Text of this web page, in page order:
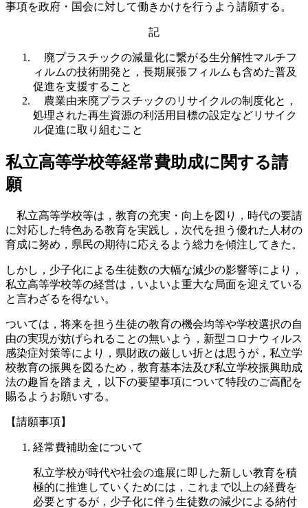
事項を政府・国会に対して働きかけを行うよう請願する。
記
廃プラスチックの減量化に繋がる生分解性マルチフ
ィルムの技術開発と，長期展張フィルムも含めた普及
促進を支援すること
農業由来廃プラスチックのリサイクルの制度化と，
処理された再生資源の利活用目標の設定などリサイク
ル促進に取り組むこと
私立高等学校等経常費助成に関する請
願
私立高等学校等は，教育の充実・向上を図り，時代の要請
に対応した特色ある教育を実践し，次代を担う優れた人材の
育成に努め，県民の期待に応えるよう総力を傾注してきた。
しかし，少子化による生徒数の大幅な減少の影響等により，
私立高等学校等の経営は，いよいよ重大な局面を迎えている
と言わざるを得ない。
ついては，将来を担う生徒の教育の機会均等や学校選択の自
由の実現が妨げられることの無いよう，新型コロナウィルス
感染症対策等により，県財政の厳しい折とは思うが，私立学
校教育の振興を図るため，教育基本法及び私立学校振興助成
法の趣旨を踏まえ，以下の要望事項について特段のご高配を
賜るようお願いする。
【請願事項】
経常費補助金について
私立学校が時代や社会の進展に即した新しい教育を積
極的に推進していくためには，これまで以上の経費を
必要とするが，少子化に伴う生徒数の減少による納付